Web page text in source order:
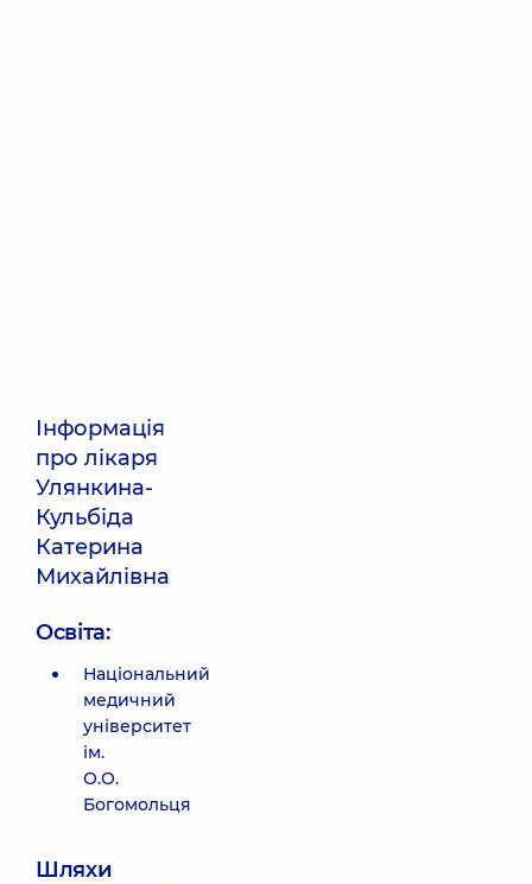
Інформація
про лікаря
Улянкина-
Кульбіда
Катерина
Михайлівна
Освіта:
Національний
медичний
університет
ім.
О.О.
Богомольця
Шляхи